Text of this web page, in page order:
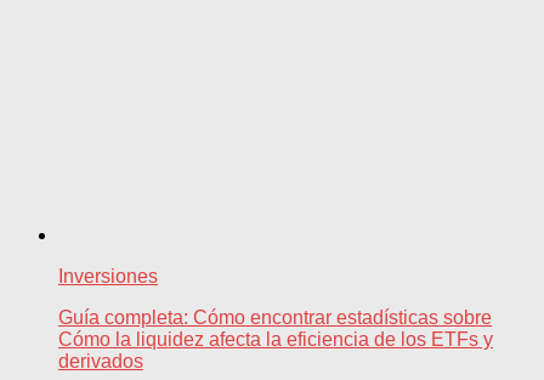
Inversiones
Guía completa: Cómo encontrar estadísticas sobre
Cómo la liquidez afecta la eficiencia de los ETFs y
derivados